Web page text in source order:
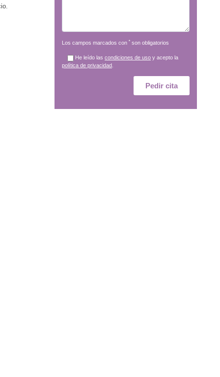
Los campos marcados con * son obligatorios
He leído lascondiciones de uso y acepto la
política de privacidad.